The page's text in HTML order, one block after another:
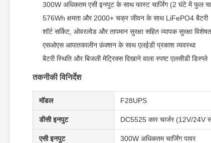
300W अधिकतम एसी इनपुट के साथ फास्ट चार्जिंग (2 घंटे में फुल
576Wh क्षमता और 2000+ चक्र जीवन के साथ LiFePO4 बैटरी
शॉर्ट सर्किट, ओवरलोड और तापमान सुरक्षा सहित व्यापक सुरक्षा
एसओएस आपातकालीन फ़ंक्शन के साथ एलईडी प्रकाश व्यवस्था
बैटरी स्थिति और बिजली मेट्रिक्स दिखाने वाला स्पष्ट एलसीडी डिस्प्ले
तकनीकी विनिर्देश
मॉडल F28UPS
डीसी इनपुट DC5525 कार चार्जर (12V/24V
एसी इनपुट 300W अधिकतम चार्जिंग पावर